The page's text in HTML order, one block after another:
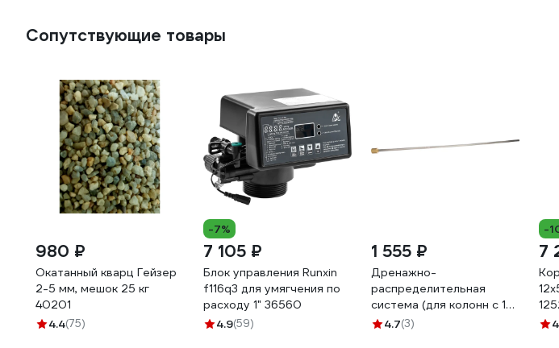
Сопутствующие товары
980 ₽
Окатанный кварц Гейзер
2-5 мм, мешок 25 кг
40201
4.4(75)
-7%
7 105 ₽
Блок управления Runxin
f116q3 для умягчения по
расходу 1" 36560
4.9(59)
1 555 ₽
Дренажно-
распределительная
система (для колонн с 13
по 14) Гейзер 34402
4.7(3)
-
7